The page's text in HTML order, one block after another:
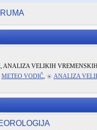
ANALIZA VELIKIH
METEO VODIČ, ANALIZA